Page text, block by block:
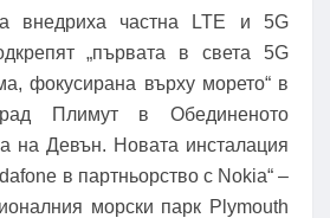
внедриха частна LTE и 5G
„първата в света 5G
фокусирана върху морето“ в
Плимут в Обединеното
на Девън. Новата инсталация
в партньорство с Nokia“ –
морски парк Plymouth